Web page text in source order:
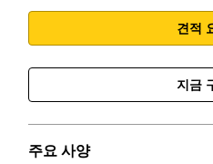
견적
지금
주요 사양